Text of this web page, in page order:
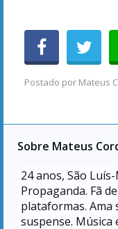
Postado por Mateus
Sobre Mateus
24anos, São Luís-
Propaganda. Fã
plataformas.
suspense. Música